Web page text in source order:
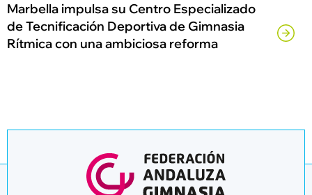
Marbella impulsa su Centro Especializado
de Tecnificación Deportiva de Gimnasia
Rítmica con una ambiciosa reforma